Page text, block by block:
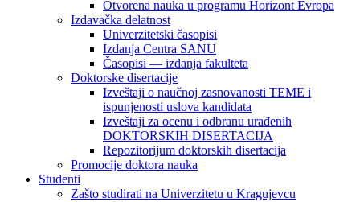
Otvorena nauka u programu Horizont Evropa
Izdavačka delatnost
Univerzitetski časopisi
Izdanja Centra SANU
Časopisi — izdanja fakulteta
Doktorske disertacije
Izveštaji o naučnoj zasnovanosti TEME i
ispunjenosti uslova kandidata
Izveštaji za ocenu i odbranu urađenih
DOKTORSKIH DISERTACIJA
Repozitorijum doktorskih disertacija
Promocije doktora nauka
Studenti
Zašto studirati na Univerzitetu u Kragujevcu